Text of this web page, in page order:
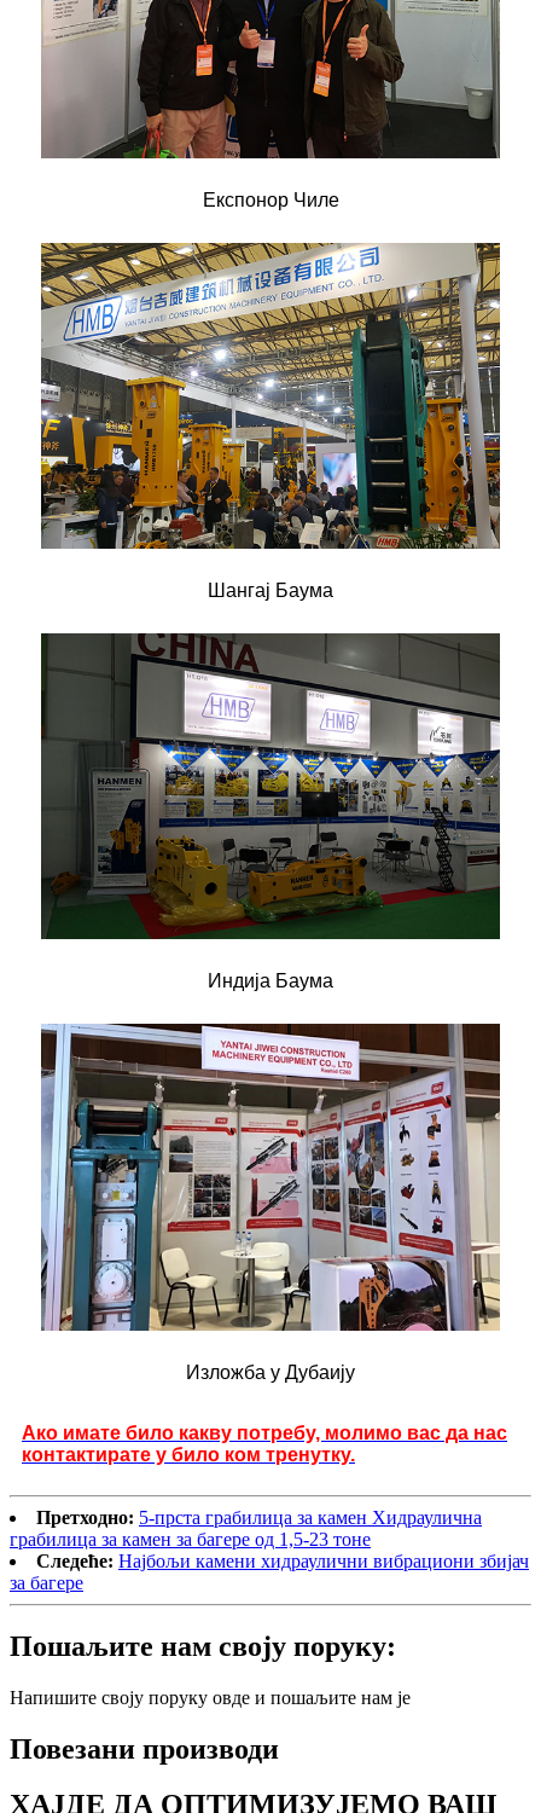
Експонор Чиле
Шангај Баума
Индија Баума
Изложба у Дубаију
Ако имате било какву потребу, молимо вас да нас
контактирате у било ком тренутку.
Претходно: 5-прста грабилица за камен Хидраулична
грабилица за камен за багере од 1,5-23 тоне
Следеће: Најбољи камени хидраулични вибрациони збијач
за багере
Пошаљите нам своју поруку:
Напишите своју поруку овде и пошаљите нам је
Повезани производи
ХАЈДЕ ДА ОПТИМИЗУЈЕМО ВАШ